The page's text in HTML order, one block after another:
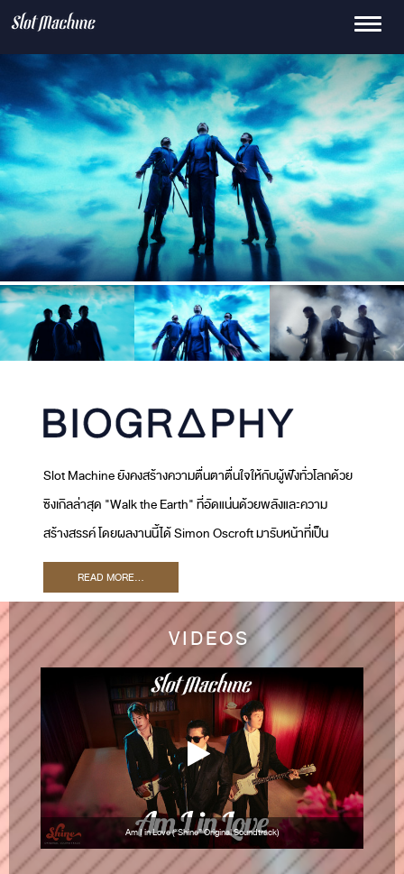
Slot Machine ยังคงสร้างความตื่นตาตื่นใจให้กับผู้ฟังทั่วโลกด้วย
ซิงเกิลล่าสุด "Walk the Earth" ที่อัดแน่นด้วยพลังและความ
สร้างสรรค์ โดยผลงานนี้ได้ Simon Oscroft มารับหน้าที่เป็น
โปรดิวเซอร์ และ Ryan Tedder เจ้าของรางวัลแกรมมี่มาร่วมเป็น
Executive Producer เพลงนี้สะท้อนให้เห็นถึงภารกิจของ Slot
Machine ในการพัฒนาซาวด์ใหม่ ๆ และขยายฐานผู้ฟังทั่วโลก
READ MORE...
VIDEOS
Am I in Love (“Shine” Original Soundtrack)